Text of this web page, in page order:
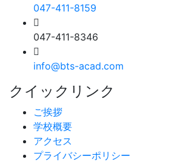
047-411-8159
047-411-8346
info@bts-acad.com
クイックリンク
ご挨拶
学校概要
アクセス
プライバシーポリシー